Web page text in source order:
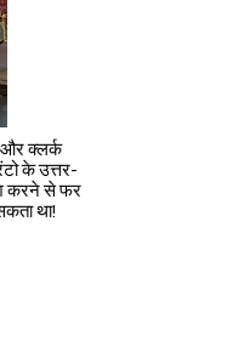
क्लर्क
के उत्तर-
करने से फर
था!